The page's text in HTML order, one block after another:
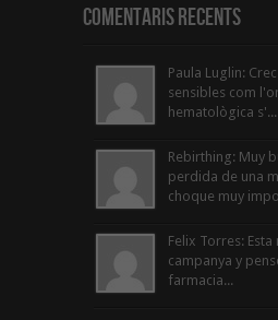
Comentaris Recents
Paula Luglin:
sensibles com
hematològica s'...
Rebirthing: Muy
perdida de una
choque muy
Felix Torres:
campanya y
farmacia...